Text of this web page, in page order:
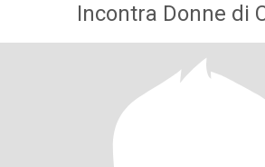
Incontra Donne di